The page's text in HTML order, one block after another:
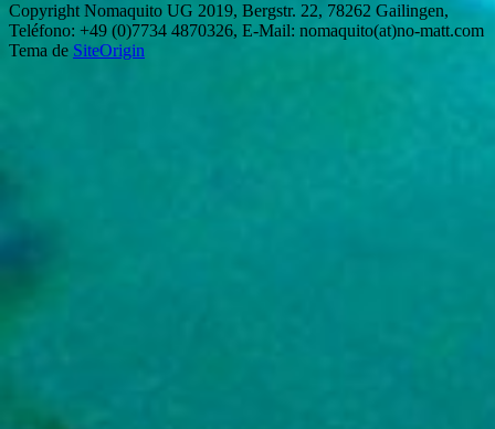
Copyright Nomaquito UG 2019, Bergstr. 22, 78262 Gailingen,
Teléfono: +49 (0)7734 4870326, E-Mail: nomaquito(at)no-matt.com
Tema de SiteOrigin